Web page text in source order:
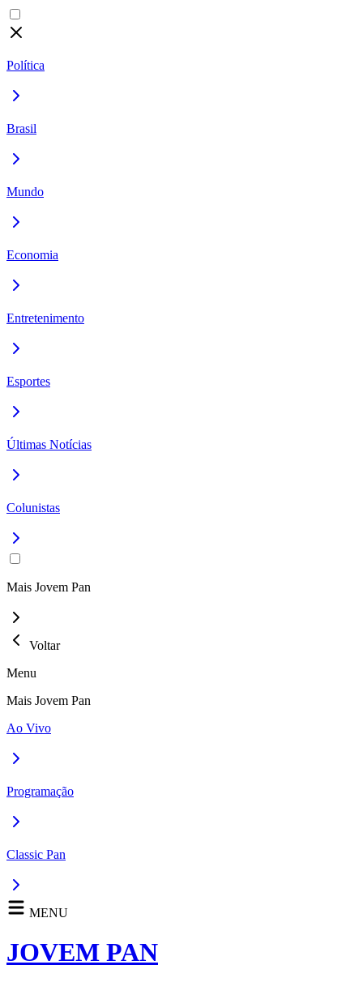
Política
Brasil
Mundo
Economia
Entretenimento
Esportes
Últimas Notícias
Colunistas
Mais Jovem Pan
Voltar
Menu
Mais Jovem Pan
Ao Vivo
Programação
Classic Pan
MENU
JOVEM PAN